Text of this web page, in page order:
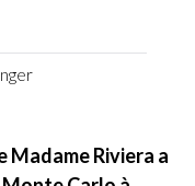
Madame Riviera a